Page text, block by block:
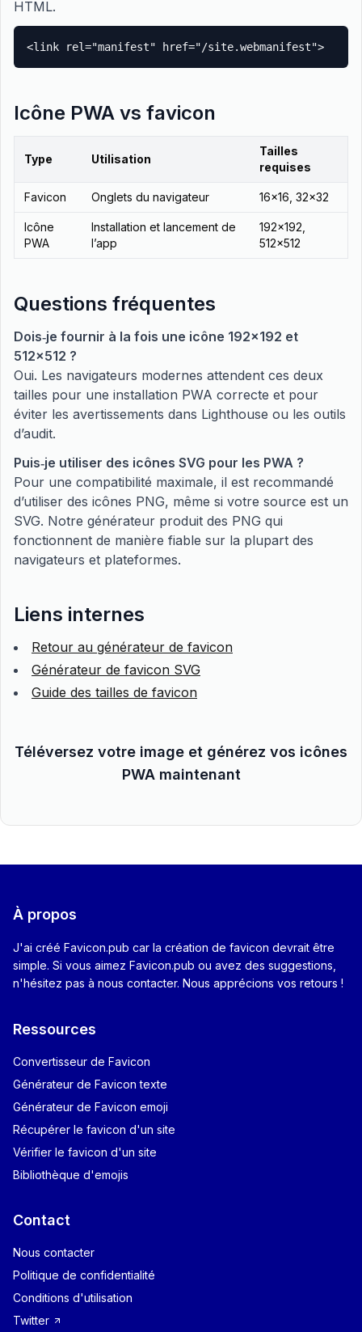
HTML.
<link rel="manifest" href="/site.webmanifest">
Icône PWA vs favicon
Type Utilisation
Tailles
requises
Favicon Onglets du navigateur 16x16, 32x32
Icône
PWA
Installation et lancement de
l’app
192x192,
512x512
Questions fréquentes
Dois‑je fournir à la fois une icône 192x192 et
512x512 ?
Oui. Les navigateurs modernes attendent ces deux
tailles pour une installation PWA correcte et pour
éviter les avertissements dans Lighthouse ou les outils
d’audit.
Puis‑je utiliser des icônes SVG pour les PWA ?
Pour une compatibilité maximale, il est recommandé
d’utiliser des icônes PNG, même si votre source est un
SVG. Notre générateur produit des PNG qui
fonctionnent de manière fiable sur la plupart des
navigateurs et plateformes.
Liens internes
Retour au générateur de favicon
Générateur de favicon SVG
Guide des tailles de favicon
Téléversez votre image et générez vos icônes
PWA maintenant
À propos
J'ai créé Favicon.pub car la création de favicon devrait être
simple. Si vous aimez Favicon.pub ou avez des suggestions,
n'hésitez pas à nous contacter. Nous apprécions vos retours !
Ressources
Convertisseur de Favicon
Générateur de Favicon texte
Générateur de Favicon emoji
Récupérer le favicon d'un site
Vérifier le favicon d'un site
Bibliothèque d'emojis
Contact
Nous contacter
Politique de confidentialité
Conditions d'utilisation
Twitter